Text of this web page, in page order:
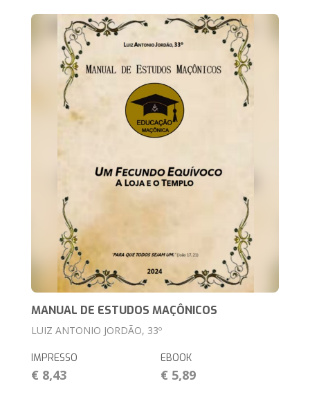
MANUAL DE ESTUDOS MAÇÔNICOS
LUIZ ANTONIO JORDÃO, 33º
IMPRESSO
€ 8,43
EBOOK
€ 5,89